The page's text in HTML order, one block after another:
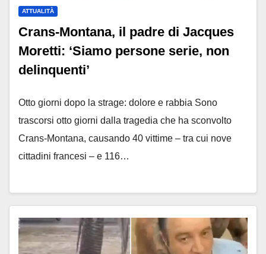
ATTUALITÀ
Crans-Montana, il padre di Jacques
Moretti: ‘Siamo persone serie, non
delinquenti’
Otto giorni dopo la strage: dolore e rabbia Sono
trascorsi otto giorni dalla tragedia che ha sconvolto
Crans-Montana, causando 40 vittime – tra cui nove
cittadini francesi – e 116…